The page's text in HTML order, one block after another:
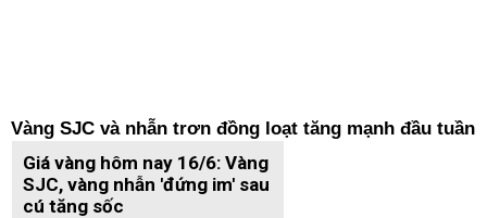
Vàng SJC và nhẫn trơn đồng loạt tăng mạnh đầu tuần
Giá vàng hôm nay 16/6: Vàng
SJC, vàng nhẫn 'đứng im' sau
cú tăng sốc